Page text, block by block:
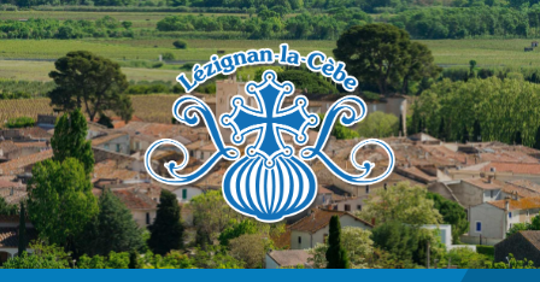
Skip
to
content
Skip
to
main
navigation
Skip
to
footer